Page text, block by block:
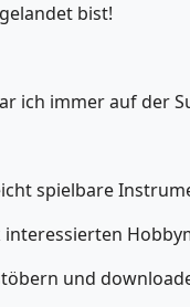
bist!
ich immer auf der
spielbare
und